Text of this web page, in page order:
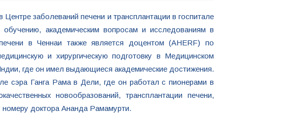
заболеваний печени и трансплантации в госпитале
академическим вопросам и исследованиям в
в Ченнаи также является доцентом (AHERF) по
и хирургическую подготовку в Медицинском
где он имел выдающиеся академические достижения.
сэра Ганга Рама в Дели, где он работал с пионерами в
новообразований, трансплантации печени,
номеру доктора Ананда Рамамурти.